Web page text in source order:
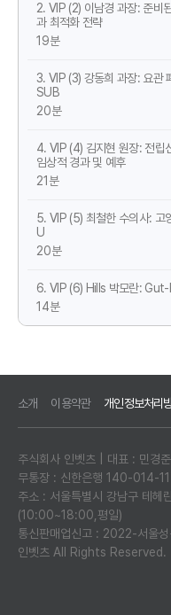
2. VIP (2) 이남경 과장: 준비
과 최적화 전략
19분
3. VIP (3) 강동희 과장: 요관
SUB
20분
4. VIP (4) 김지현 원장: 전립
임상적 경과 및 예후
21분
5. VIP (5) 최철한 수의사:
U
20분
6. VIP (6) Hills 박모란:
14분
소개 이용약관 개인정보처리
주식회사 인벳츠 | 대표 : 민
무통장 : 신한은행 140-014-
주소 : 서울특별시 강남구 테
(10:00~18:00,평일)
통신판매업신고 : 2022-서
인벳츠 All Rights Reserved.